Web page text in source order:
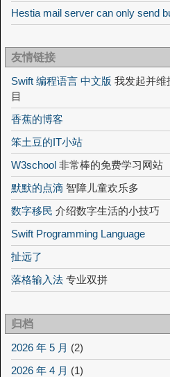
Hestia mail server can only send
友情链接
Swift 编程语言 中文版 我发起并维
目
香蕉的博客
笨土豆的IT小站
W3school 非常棒的免费学习网站
默默的点滴 智障儿童欢乐多
数字移民 介绍数字生活的小技巧
Swift Programming Language
扯远了
落格输入法 专业双拼
归档
2026 年 5 月 (2)
2026 年 4 月 (1)